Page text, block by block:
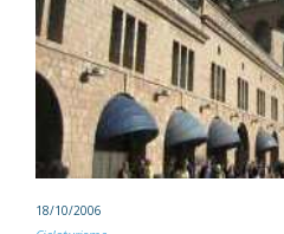
18/10/2006